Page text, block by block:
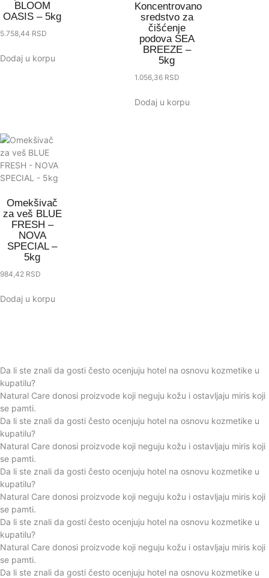
BLOOM
OASIS – 5kg
5.758,44 RSD
Dodaj u korpu
Koncentrovano
sredstvo za
čišćenje
podova SEA
BREEZE –
5kg
1.056,36 RSD
Dodaj u korpu
Omekšivač
za veš BLUE
FRESH –
NOVA
SPECIAL –
5kg
984,42 RSD
Dodaj u korpu
Da li ste znali da gosti često ocenjuju hotel na osnovu kozmetike u
kupatilu?
Natural Care donosi proizvode koji neguju kožu i ostavljaju miris koji
se pamti.
Da li ste znali da gosti često ocenjuju hotel na osnovu kozmetike u
kupatilu?
Natural Care donosi proizvode koji neguju kožu i ostavljaju miris koji
se pamti.
Da li ste znali da gosti često ocenjuju hotel na osnovu kozmetike u
kupatilu?
Natural Care donosi proizvode koji neguju kožu i ostavljaju miris koji
se pamti.
Da li ste znali da gosti često ocenjuju hotel na osnovu kozmetike u
kupatilu?
Natural Care donosi proizvode koji neguju kožu i ostavljaju miris koji
se pamti.
Da li ste znali da gosti često ocenjuju hotel na osnovu kozmetike u